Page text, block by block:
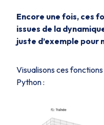
Encore une fois, ces
issues de la
juste d’exemple
Visualisons ces
Python :